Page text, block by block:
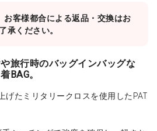
客様都合による返品・交換はお
承ください。
旅行時のバッグインバッグな
BAG。
げたミリタリークロスを使用したPAT